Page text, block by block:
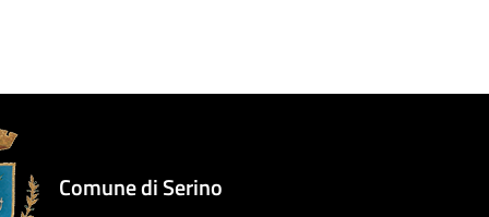
Comune di Serino